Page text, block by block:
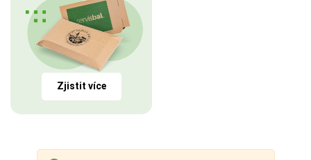
Zjistit více